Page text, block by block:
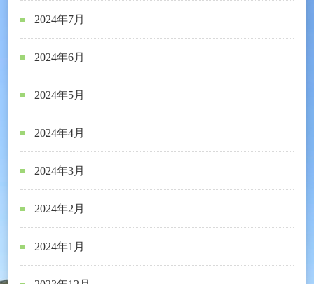
2024年7月
2024年6月
2024年5月
2024年4月
2024年3月
2024年2月
2024年1月